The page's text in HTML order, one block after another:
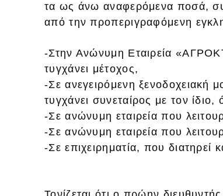
τα ως άνω αναφερόμενα ποσά,
από την προπεριγραφόμενη
-Στην Ανώνυμη Εταιρεία
τυγχάνει μέτοχος,
-Σε ανεγειρόμενη ξενοδοχειακή
τυγχάνει συνεταίρος με τον
-Σε ανώνυμη εταιρεία που
-Σε ανώνυμη εταιρεία που
-Σε επιχειρηματία, που διατηρεί